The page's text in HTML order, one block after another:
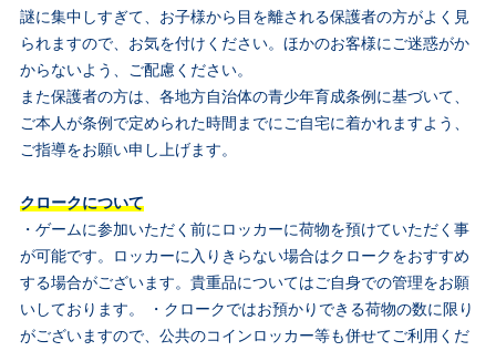
謎に集中しすぎて、お子様から目を離される保護者の方がよく見
られますので、お気を付けください。ほかのお客様にご迷惑がか
からないよう、ご配慮ください。
また保護者の方は、各地方自治体の青少年育成条例に基づいて、
ご本人が条例で定められた時間までにご自宅に着かれますよう、
ご指導をお願い申し上げます。
クロークについて
・ゲームに参加いただく前にロッカーに荷物を預けていただく事
が可能です。ロッカーに入りきらない場合はクロークをおすすめ
する場合がございます。貴重品についてはご自身での管理をお願
いしております。 ・クロークではお預かりできる荷物の数に限り
がございますので、公共のコインロッカー等も併せてご利用くだ